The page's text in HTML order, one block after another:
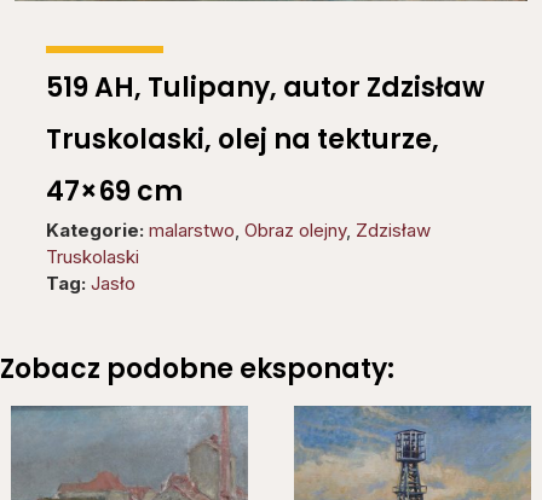
519 AH, Tulipany, autor Zdzisław
Truskolaski, olej na tekturze,
47×69 cm
Kategorie: malarstwo, Obraz olejny, Zdzisław
Truskolaski
Tag: Jasło
Zobacz podobne eksponaty: